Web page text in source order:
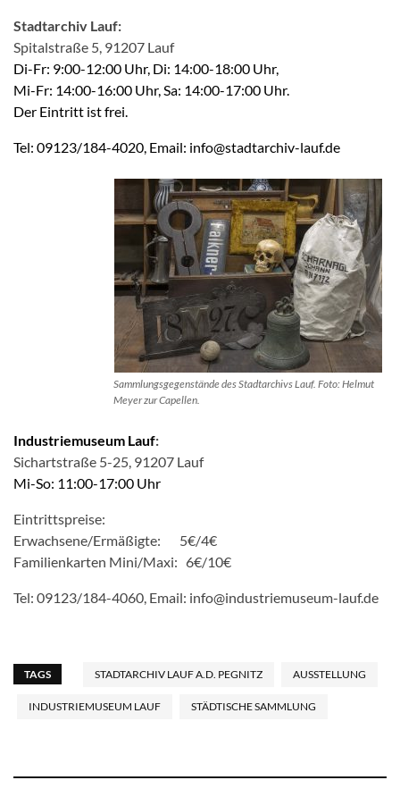
Stadtarchiv Lauf:
Spitalstraße 5, 91207 Lauf
Di-Fr: 9:00-12:00 Uhr, Di: 14:00-18:00 Uhr,
Mi-Fr: 14:00-16:00 Uhr, Sa: 14:00-17:00 Uhr.
Der Eintritt ist frei.
Tel: 09123/184-4020, Email: info@stadtarchiv-lauf.de
Sammlungsgegenstände des Stadtarchivs Lauf. Foto: Helmut
Meyer zur Capellen.
Industriemuseum Lauf:
Sichartstraße 5-25, 91207 Lauf
Mi-So: 11:00-17:00 Uhr
Eintrittspreise:
Erwachsene/Ermäßigte: 5€/4€
Familienkarten Mini/Maxi: 6€/10€
Tel: 09123/184-4060, Email: info@industriemuseum-lauf.de
TAGS STADTARCHIV LAUF A.D. PEGNITZ AUSSTELLUNG
INDUSTRIEMUSEUM LAUF STÄDTISCHE SAMMLUNG